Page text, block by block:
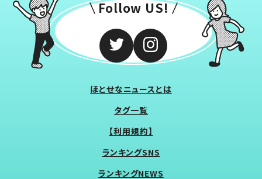
Follow US!
ほとせなニュースとは
タグ一覧
【利用規約】
ランキングSNS
ランキングNEWS